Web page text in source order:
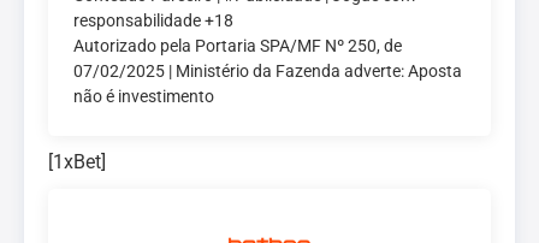
responsabilidade +18
Autorizado pela Portaria SPA/MF Nº 250, de
07/02/2025 | Ministério da Fazenda adverte: Aposta
não é investimento
[1xBet]